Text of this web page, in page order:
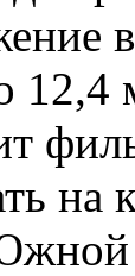
12,4
на